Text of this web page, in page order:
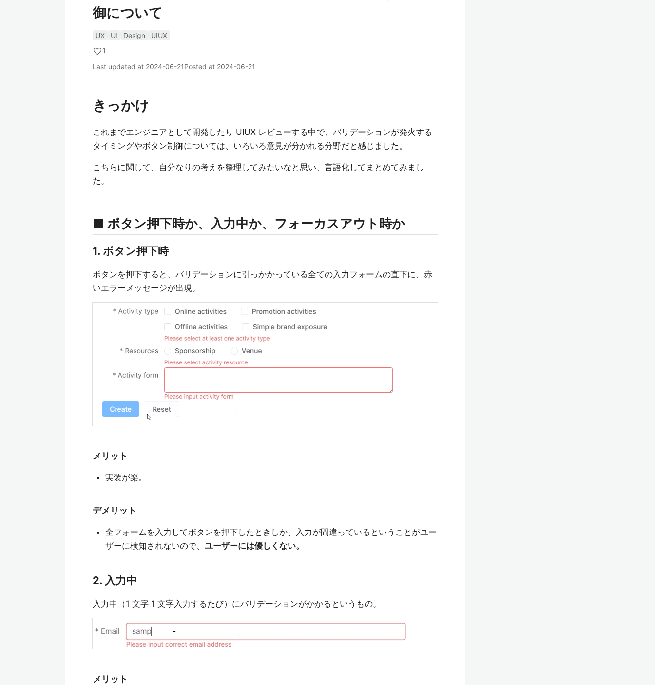
御について
UX UI Design
UIUX
1
Last updated at 2024-06-21Posted at 2024-06-21
きっかけ
これまでエンジニアとして開発したり UIUX レビューする中で、バリデーションが発火する
タイミングやボタン制御については、いろいろ意見が分かれる分野だと感じました。
こちらに関して、自分なりの考えを整理してみたいなと思い、言語化してまとめてみまし
た。
■ ボタン押下時か、入力中か、フォーカスアウト時か
1. ボタン押下時
ボタンを押下すると、バリデーションに引っかかっている全ての入力フォームの直下に、赤
いエラーメッセージが出現。
メリット
実装が楽。
デメリット
全フォームを入力してボタンを押下したときしか、入力が間違っているということがユー
ザーに検知されないので、 ユーザーには優しくない。
2. 入力中
入力中（1 文字 1 文字入力するたび）にバリデーションがかかるというもの。
メリット